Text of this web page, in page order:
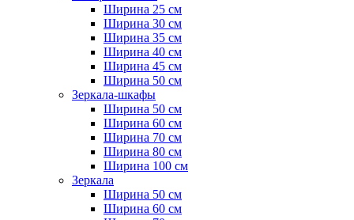
Ширина 25 см
Ширина 30 см
Ширина 35 см
Ширина 40 см
Ширина 45 см
Ширина 50 см
Зеркала-шкафы
Ширина 50 см
Ширина 60 см
Ширина 70 см
Ширина 80 см
Ширина 100 см
Зеркала
Ширина 50 см
Ширина 60 см